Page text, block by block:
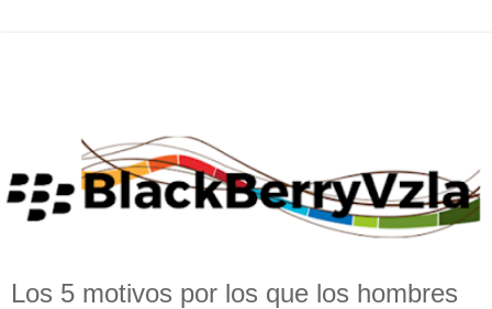
Los 5 motivos por los que los hombres